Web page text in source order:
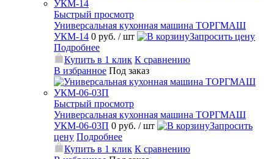
Быстрый просмотр
Универсальная кухонная машина ТОРГМАШ
УКМ-14 0 руб. / шт
Запросить цену
Подробнее
Купить в 1 клик К сравнению
В избранное Под заказ
Быстрый просмотр
Универсальная кухонная машина ТОРГМАШ
УКМ-06-03П 0 руб. / шт
Запросить
цену Подробнее
Купить в 1 клик К сравнению